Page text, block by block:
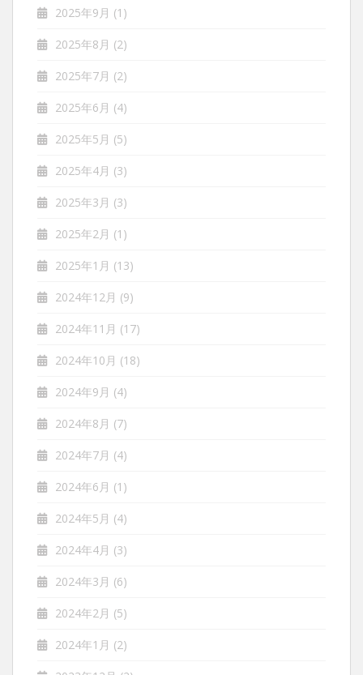
2025年9月 (1)
2025年8月 (2)
2025年7月 (2)
2025年6月 (4)
2025年5月 (5)
2025年4月 (3)
2025年3月 (3)
2025年2月 (1)
2025年1月 (13)
2024年12月 (9)
2024年11月 (17)
2024年10月 (18)
2024年9月 (4)
2024年8月 (7)
2024年7月 (4)
2024年6月 (1)
2024年5月 (4)
2024年4月 (3)
2024年3月 (6)
2024年2月 (5)
2024年1月 (2)